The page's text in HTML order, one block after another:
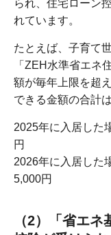
られ、住宅ローン
れています。
たとえば、子育て
「ZEH水準省エネ
額が毎年上限を超
できる金額の合計
2025年に入居した
円
2026年に入居した
5,000円
（2）「省エ